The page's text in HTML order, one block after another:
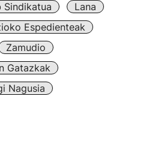
Sindikatua
Lana
Espedienteak
Zamudio
Gatazkak
Nagusia